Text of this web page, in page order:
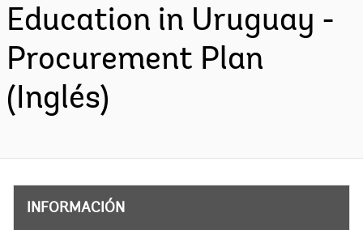
Education in Uruguay -
Procurement Plan
(Inglés)
INFORMACIÓN